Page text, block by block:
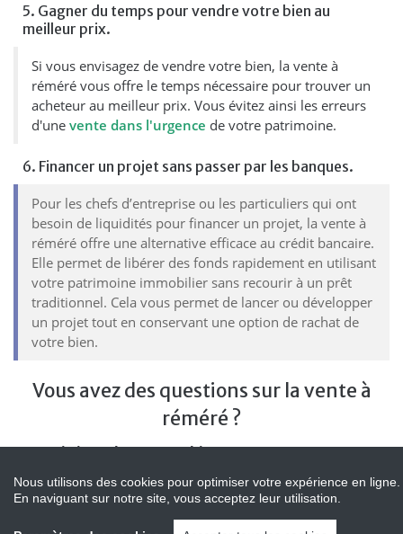
5. Gagner du temps pour vendre votre bien au
meilleur prix.
Si vous envisagez de vendre votre bien, la vente à
réméré vous offre le temps nécessaire pour trouver un
acheteur au meilleur prix. Vous évitez ainsi les erreurs
d'une vente dans l'urgence de votre patrimoine.
6. Financer un projet sans passer par les banques.
Pour les chefs d’entreprise ou les particuliers qui ont
besoin de liquidités pour financer un projet, la vente à
réméré offre une alternative efficace au crédit bancaire.
Elle permet de libérer des fonds rapidement en utilisant
votre patrimoine immobilier sans recourir à un prêt
traditionnel. Cela vous permet de lancer ou développer
un projet tout en conservant une option de rachat de
votre bien.
Vous avez des questions sur la vente à
réméré ?
Q : Puis-je racheter mon bien après une vente à
R : Oui, après une vente à réméré, vous avez la
possibilité de racheter votre bien immobilier dans un
délai convenu lors de la signature du contrat. Ce droit de
Nous utilisons des cookies pour optimiser votre expérience en ligne.
En naviguant sur notre site, vous acceptez leur utilisation.